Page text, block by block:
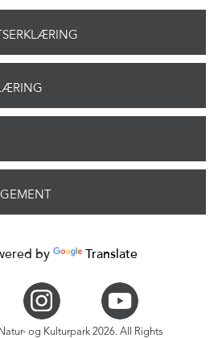
by Translate
og Kulturpark 2026. All Rights